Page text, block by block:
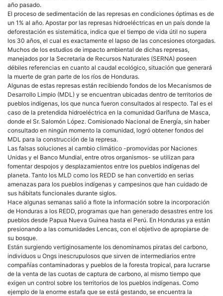
año pasado.
El proceso de sedimentación de las represas en condiciones óptimas es de
un 1% al año. Apostar por las represas hidroeléctricas en un país donde la
deforestación es sistemática, indica que el tiempo de vida útil no supera
los 30 años, el cual es exactamente el lapso de las concesiones otorgadas.
Muchos de los estudios de impacto ambiental de dichas represas,
manejados por la Secretaria de Recursos Naturales (SERNA) poseen
débiles referencias en cuanto al caudal ecológico, situación que generará
la muerte de gran parte de los ríos de Honduras.
Algunas de estas represas están recibiendo fondos de los Mecanismos de
Desarrollo Limpio (MDL) y se encuentran ubicadas dentro de territorios de
pueblos indígenas, los que nunca fueron consultados al respecto. Tal es el
caso de la pretendida hidroeléctrica en la comunidad Garífuna de Masca,
donde el Sr. Salomón López. Comisionado Nacional de Energía, sin haber
consultado en ningún momento la comunidad, logró obtener fondos del
MDL para la construcción de la represa.
Las falsas soluciones al cambio climático -promovidas por Naciones
Unidas y el Banco Mundial, entre otros organismos- se utilizan para
fomentar despojos y desplazamientos entre los pueblos indígenas del
planeta. Tanto los MLD como los REDD se han convertido en serias
amenazas para los pueblos indígenas y campesinos que han cuidado de
sus hábitats funcionales durante siglos.
Hace algunas semanas salió a flote la información sobre la incorporación
de Honduras a los REDD, programas que han generado desastres entre los
pueblos desde Papua Nueva Guinea hasta el Perú. En Honduras ya están
presionando a las comunidades Lencas, con el objetivo de apropiarse de
su bosque.
Están surgiendo vertiginosamente los denominamos piratas del carbono,
individuos u Ongs inescrupulosos que sirven de intermediarios entre
compañías contaminadoras y pueblos de la foresta tropical, para lucrarse
de la venta de las cuotas de captura de carbono, al mismo tiempo que
exigen un control sobre los territorios de los pueblos indígenas. Como
ejemplo de la enorme estafa que se está gestando, se encuentra la